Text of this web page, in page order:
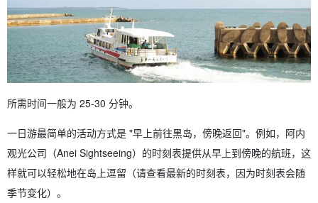
所需时间一般为 25-30 分钟。
一日游最简单的活动方式是 "早上前往黑岛，傍晚返回"。例如，阿内
观光公司（Anei Sightseeing）的时刻表提供从早上到傍晚的航班，这
样就可以轻松地在岛上逗留（请查看最新的时刻表，因为时刻表会随
季节变化）。